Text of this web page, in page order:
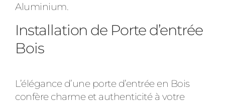
Aluminium.
Installation de Porte d’entrée
Bois
L’élégance d’une porte d’entrée en Bois
confère charme et authenticité à votre